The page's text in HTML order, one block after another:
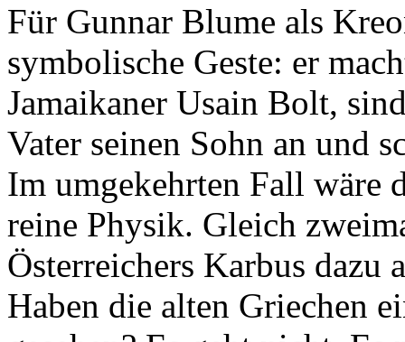
Für Gunnar Blume als
symbolische Geste: er
Jamaikaner Usain Bolt,
Vater seinen Sohn an und
Im umgekehrten Fall wäre
reine Physik. Gleich
Österreichers Karbus dazu
Haben die alten Griechen